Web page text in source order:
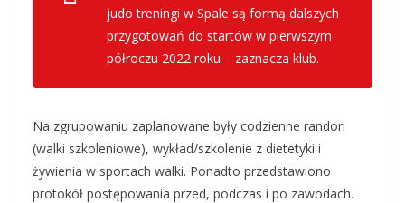
judo treningi w Spale są formą dalszych
przygotowań do startów w pierwszym
półroczu 2022 roku – zaznacza klub.
Na zgrupowaniu zaplanowane były codzienne randori
(walki szkoleniowe), wykład/szkolenie z dietetyki i
żywienia w sportach walki. Ponadto przedstawiono
protokół postępowania przed, podczas i po zawodach.